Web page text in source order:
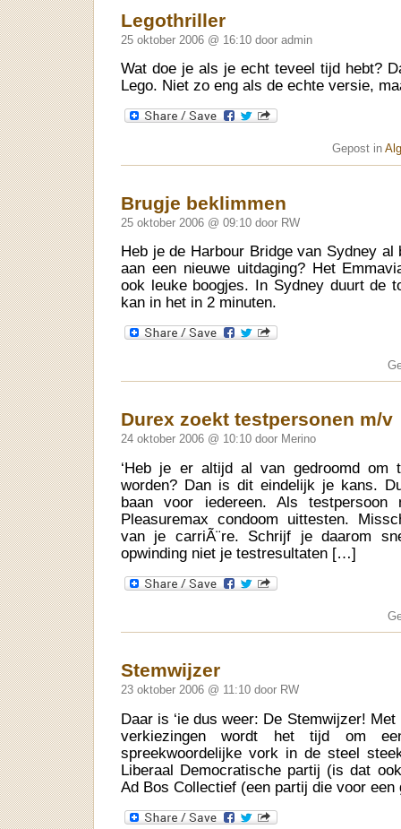
Legothriller
25 oktober 2006 @ 16:10 door admin
Wat doe je als je echt teveel tijd hebt?
Lego. Niet zo eng als de echte versie,
Gepost in
Brugje beklimmen
25 oktober 2006 @ 09:10 door RW
Heb je de Harbour Bridge van Sydney al
aan een nieuwe uitdaging? Het
ook leuke boogjes. In Sydney duurt de
kan in het in 2 minuten.
Durex zoekt testpersonen m/v
24 oktober 2006 @ 10:10 door Merino
‘Heb je er altijd al van gedroomd om
worden? Dan is dit eindelijk je kans.
baan voor iedereen. Als testpersoon
Pleasuremax condoom uittesten.
van je carriÃ¨re. Schrijf je daarom
opwinding niet je testresultaten […]
Stemwijzer
23 oktober 2006 @ 11:10 door RW
Daar is ‘ie dus weer: De Stemwijzer!
verkiezingen wordt het tijd om
spreekwoordelijke vork in de steel
Liberaal Democratische partij (is dat
Ad Bos Collectief (een partij die voor